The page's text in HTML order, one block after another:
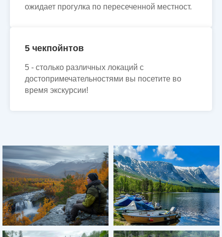
ожидает прогулка по пересеченной местност.
5 чекпойнтов
5 - столько различных локаций с
достопримечательностями вы посетите во
время экскурсии!